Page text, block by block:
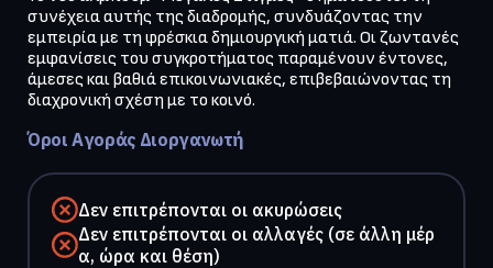
συνέχεια αυτής της διαδρομής, συνδυάζοντας την
εμπειρία με τη φρέσκια δημιουργική ματιά. Οι ζωντανές
εμφανίσεις του συγκροτήματος παραμένουν έντονες,
άμεσες και βαθιά επικοινωνιακές, επιβεβαιώνοντας τη
Όροι Αγοράς Διοργανωτή
Δεν επιτρέπονται οι ακυρώσεις
Δεν επιτρέπονται οι αλλαγές (σε άλλη μέρ
α, ώρα και θέση)